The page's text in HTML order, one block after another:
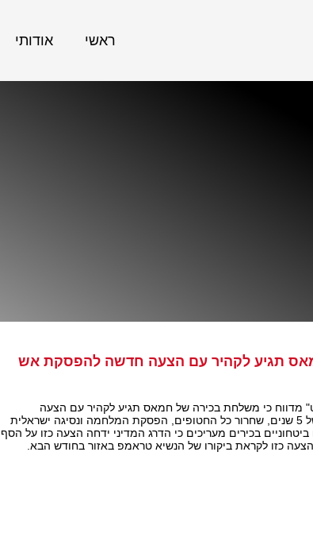
ראשי אודותי
תגיע לקהיר עם הצעה חדשה להפסקת אש
מדווח כי משלחת בכירה של חמאס תגיע לקהיר עם הצעה
להפסקת אש לתקופה של 5 שנים, שחרור כל החטופים, הפסקת המלחמה ונסיגה ישראלית
בכירים מעריכים כי הדרג המדיני ידחה הצעה כזו על הסף
הצעה כזו לקראת ביקורו של הנשיא טראמפ באזור בחודש הבא.